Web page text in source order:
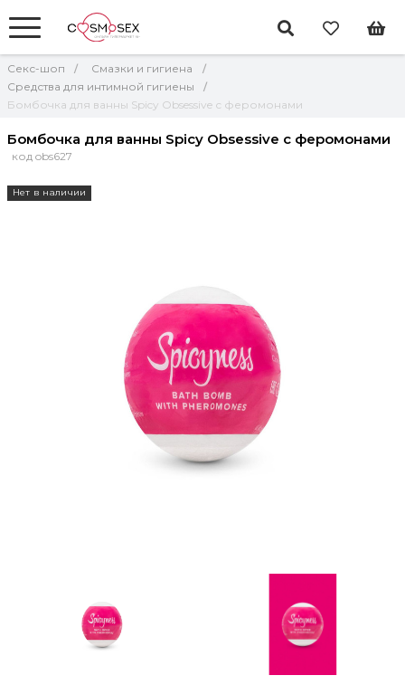
Секс-шоп
Смазки и гигиена
Средства для интимной гигиены
Бомбочка для ванны Spicy Obsessive с феромонами
Бомбочка для ванны Spicy Obsessive с феромонами
код obs627
Нет в наличии